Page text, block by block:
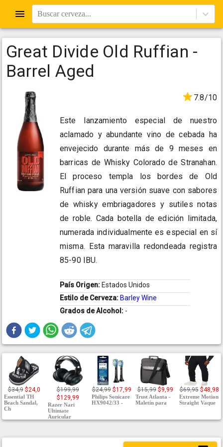
Buscar cerveza...
Great Divide Old Ruffian -
Barrel Aged
7.8/10
Este lanzamiento especial de nuestro
aclamado y abundante vino de cebada ha
envejecido durante más de 9 meses en
barricas de Whisky Colorado de Stranahan.
El proceso templa los bordes de Old
Ruffian para una versión suave con sabores
de whisky embriagadores y sutiles notas
de roble. Cada botella de edición limitada,
numerada individualmente es especial en sí
misma. Esta maravilla redondeada registra
85-90 IBU.
País Origen: Estados Unidos
Estilo de Cerveza: Barley Wine
Grados de Alcohol: -
$34,9 $24,0
Essential TH
Beach Sandal,
Ch
$199,99
$129,99
Razer Nari
Ultimate
Auricular
$24,99 $17,99
Philips Sonicare
HX9042/33 -
$15,99 $9,99
Trust Atlanta -
Maletín para
$69,95 $48,98
Extreme Motion
Straight Vaque